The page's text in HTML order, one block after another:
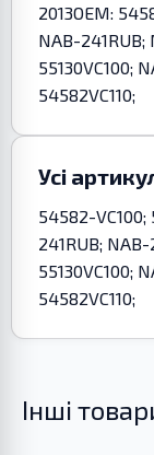
2013OEM:
NAB-241RUB;
55130VC100;
54582VC110;
Усі
54582-VC100;
241RUB; NAB-
55130VC100;
54582VC110;
Інші